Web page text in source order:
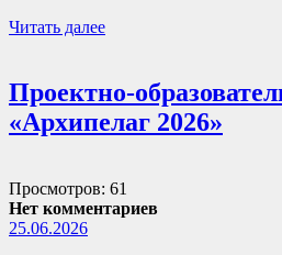
Читать далее
Проектно-
«Архипелаг 2026»
Просмотров: 61
Нет комментариев
25.06.2026